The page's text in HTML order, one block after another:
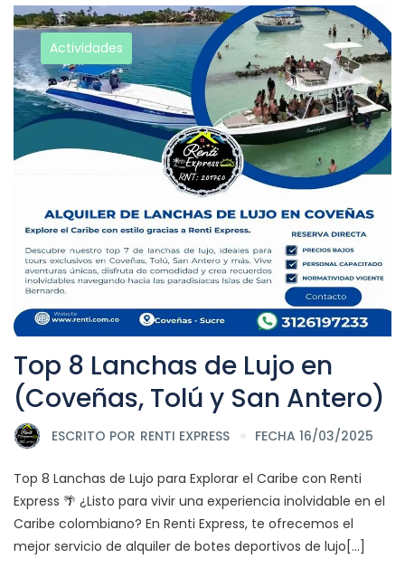
Actividades
Top 8 Lanchas de Lujo en
(Coveñas, Tolú y San Antero)
ESCRITO POR RENTI EXPRESS FECHA 16/03/2025
Top 8 Lanchas de Lujo para Explorar el Caribe con Renti
Express 🌴 ¿Listo para vivir una experiencia inolvidable en el
Caribe colombiano? En Renti Express, te ofrecemos el
mejor servicio de alquiler de botes deportivos de lujo[...]